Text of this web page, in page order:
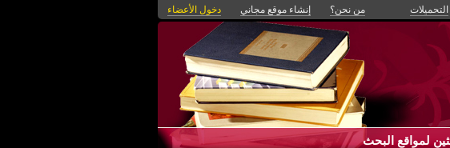
التحميلات من نحن؟ إنشاء موقع مجاني دخول الأعضاء
لمواقع البحث